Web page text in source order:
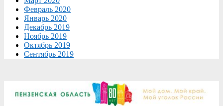
Февраль 2020
Январь 2020
Декабрь 2019
Ноябрь 2019
Октябрь 2019
Сентябрь 2019